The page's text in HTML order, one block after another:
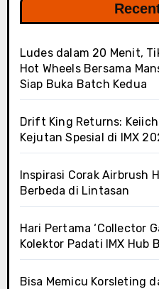
Ludes dalam 20 Menit,
Hot Wheels Bersama
Siap Buka Batch Kedua
Drift King Returns:
Kejutan Spesial di IMX
Inspirasi Corak Airbrush
Berbeda di Lintasan
Hari Pertama ‘Collector
Kolektor Padati IMX Hub
Bisa Memicu Korsleting